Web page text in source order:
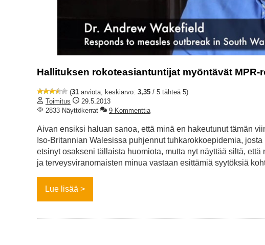
Hallituksen rokoteasiantuntijat myöntävät
(31 arviota, keskiarvo: 3,35 / 5 tähteä 5)
Toimitus
29.5.2013
2833 Näyttökerrat
9 Kommenttia
Aivan ensiksi haluan sanoa, että minä en hakeutunut tämän
Iso-Britannian Walesissa puhjennut tuhkarokkoepidemia,
etsinyt osakseni tällaista huomiota, mutta nyt näyttää siltä,
ja terveysviranomaisten minua vastaan esittämiä syytöksiä
Lue lisää